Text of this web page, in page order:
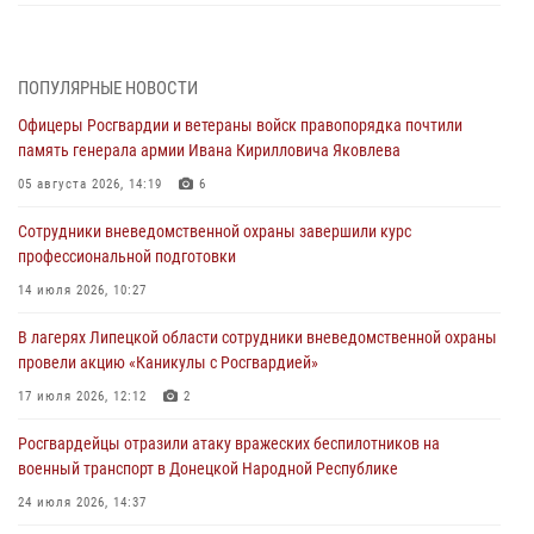
04 августа 2026, 09:05
Росгвардия обеспечила безопасность граждан на праздновании
Дня ВДВ в Липецке
03 августа 2026, 13:43
Росгвардейцы обеспечили безопасность граждан в День Лев-
Толстовского района
03 августа 2026, 13:41
Росгвардия противодействует БПЛА ВСУ на южном направлении
(видео)
03 августа 2026, 13:39
ПОПУЛЯРНЫЕ НОВОСТИ
Офицеры Росгвардии и ветераны войск правопорядка почтили
память генерала армии Ивана Кирилловича Яковлева
05 августа 2026, 14:19 6
Сотрудники вневедомственной охраны завершили курс
профессиональной подготовки
14 июля 2026, 10:27
В лагерях Липецкой области сотрудники вневедомственной охраны
провели акцию «Каникулы с Росгвардией»
17 июля 2026, 12:12 2
Росгвардейцы отразили атаку вражеских беспилотников на
военный транспорт в Донецкой Народной Республике
24 июля 2026, 14:37